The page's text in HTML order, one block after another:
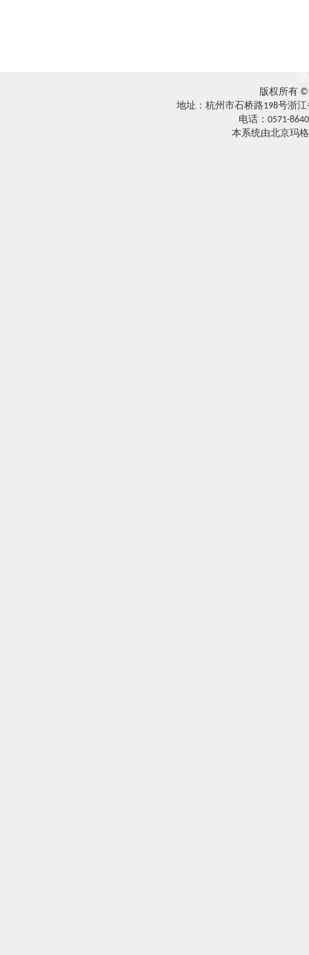
版权所有
地址：杭州市石桥路198号浙
电话：0571-
本系统由北京玛